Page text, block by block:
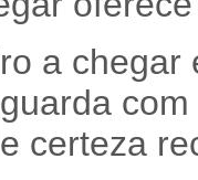
a
certeza